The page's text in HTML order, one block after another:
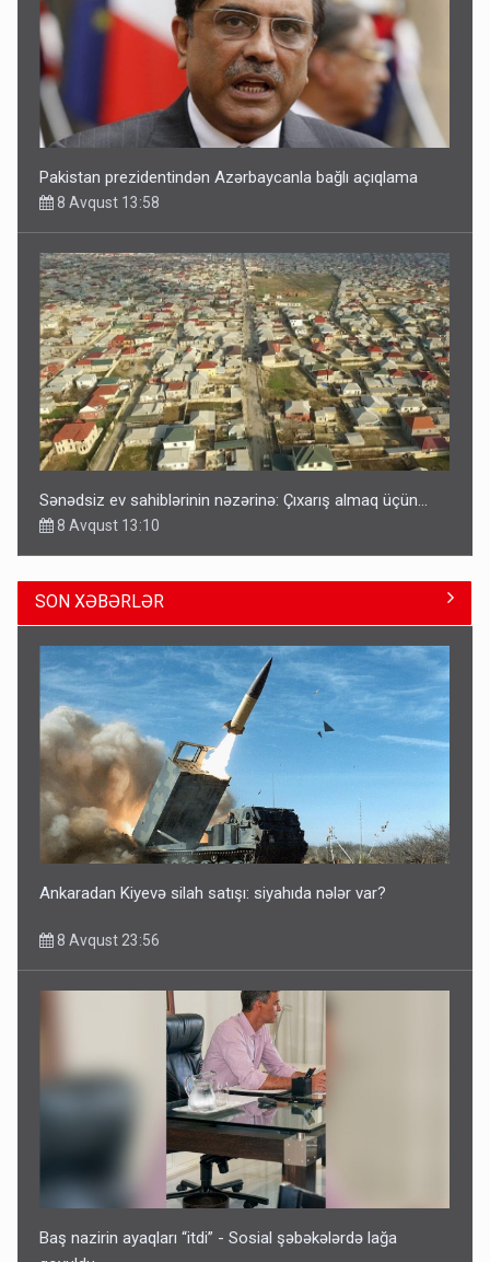
Pakistan prezidentindən Azərbaycanla bağlı açıqlama
8 Avqust 13:58
Sənədsiz ev sahiblərinin nəzərinə: Çıxarış almaq üçün...
8 Avqust 13:10
Azərbaycan bundan hər il 3 milyard dollar qazanacaq
8 Avqust 23:33
İrəvan dünyaya Azərbaycan üzərindən çıxır – Mühüm
8 Avqust 23:19
SON XƏBƏRLƏR
Ankaradan Kiyevə silah satışı: siyahıda nələr var?
8 Avqust 23:56
Baş nazirin ayaqları “itdi” - Sosial şəbəkələrdə lağa